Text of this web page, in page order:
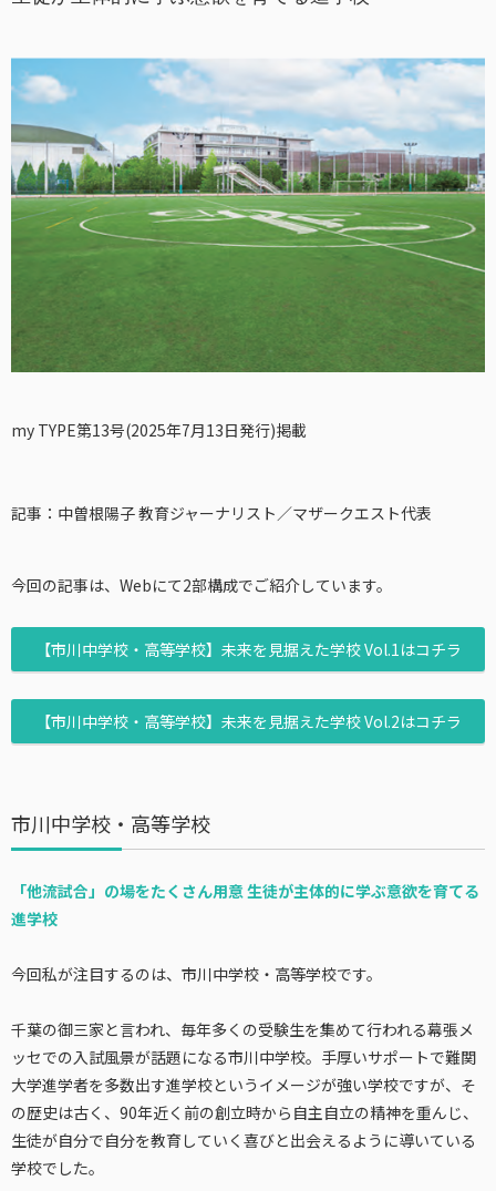
my TYPE第13号(2025年7月13日発行)掲載
記事：中曽根陽子 教育ジャーナリスト／マザークエスト代表
今回の記事は、Webにて2部構成でご紹介しています。
【市川中学校・高等学校】未来を見据えた学校 Vol.1はコチラ
【市川中学校・高等学校】未来を見据えた学校 Vol.2はコチラ
市川中学校・高等学校
「他流試合」の場をたくさん用意 生徒が主体的に学ぶ意欲を育てる
進学校
今回私が注目するのは、市川中学校・高等学校です。
千葉の御三家と言われ、毎年多くの受験生を集めて行われる幕張メ
ッセでの入試風景が話題になる市川中学校。手厚いサポートで難関
大学進学者を多数出す進学校というイメージが強い学校ですが、そ
の歴史は古く、90年近く前の創立時から自主自立の精神を重んじ、
生徒が自分で自分を教育していく喜びと出会えるように導いている
学校でした。